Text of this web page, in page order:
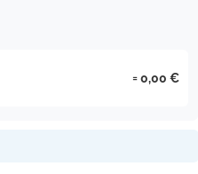
0,00 €